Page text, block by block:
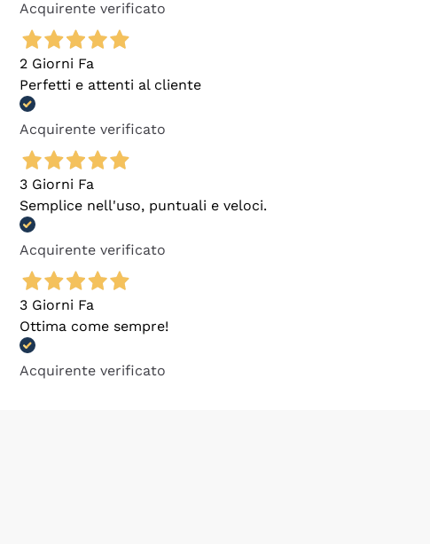
Acquirente verificato
2 Giorni Fa
Perfetti e attenti al cliente
Acquirente verificato
3 Giorni Fa
Semplice nell'uso, puntuali e veloci.
Acquirente verificato
3 Giorni Fa
Ottima come sempre!
Acquirente verificato